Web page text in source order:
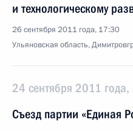
и технологическому
26 сентября 2011 года, 17:30
Ульяновская область,
24 сентября 2011 года,
Съезд партии «Единая